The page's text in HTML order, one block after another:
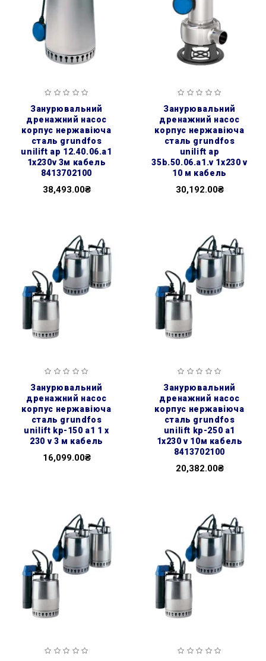
занурювальний
дренажний насос
корпус нержавіюча
сталь grundfos
unilift ap 12.40.06.a1
1х230v 3м кабель
8413702100
38,493.00₴
занурювальний
дренажний насос
корпус нержавіюча
сталь grundfos
unilift ap
35b.50.06.a1.v 1х230 v
10 м кабель
30,192.00₴
занурювальний
дренажний насос
корпус нержавіюча
сталь grundfos
unilift kp-150 a1 1 x
230 v 3 м кабель
16,099.00₴
занурювальний
дренажний насос
корпус нержавіюча
сталь grundfos
unilift kp-250 a1
1x230 v 10м кабель
8413702100
20,382.00₴